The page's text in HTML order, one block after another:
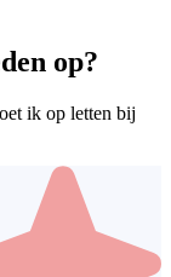
op?
ik op letten bij